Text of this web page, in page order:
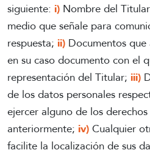
siguiente: i) Nombre del
medio que señale para
respuesta; ii) Documentos
en su caso documento con el
representación del Titular; iii)
de los datos personales
ejercer alguno de los
anteriormente; iv) Cualquier
facilite la localización de sus